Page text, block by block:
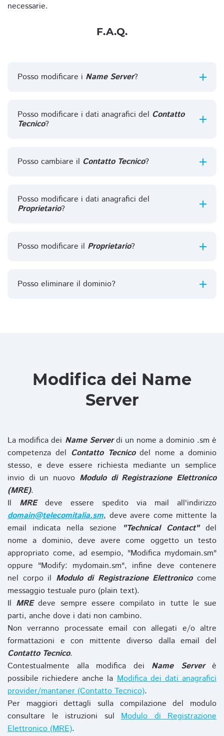
necessarie.
F.A.Q.
Posso modificare i Name Server?
Posso modificare i dati anagrafici del Contatto
Tecnico?
Posso cambiare il Contatto Tecnico?
Posso modificare i dati anagrafici del
Proprietario?
Posso modificare il Proprietario?
Posso eliminare il dominio?
Modifica dei Name
Server
La modifica dei Name Serverdi un nome a dominio .sm è
competenza del Contatto Tecnicodel nome a dominio
stesso, e deve essere richiesta mediante un semplice
invio di un nuovo Modulo di Registrazione Elettronico
(MRE).
Il MREdeve essere spedito via mail all'indirizzo
domain@telecomitalia.sm, deve avere come mittente la
email indicata nella sezione
"Technical Contact"del
nome a dominio, deve avere come oggetto un testo
appropriato come, ad esempio, "Modifica mydomain.sm"
oppure "Modify: mydomain.sm", infine deve contenere
nel corpo il Modulo di Registrazione Elettronicocome
messaggio testuale puro (plain text).
Il MREdeve sempre essere compilato in tutte le sue
parti, anche dove i dati non cambino.
Non verranno processate email con allegati e/o altre
formattazioni e con mittente diverso dalla email del
Contatto Tecnico.
Contestualmente alla modifica dei Name Serverè
possibile richiedere anche laModifica dei dati anagrafici
provider/mantaner (Contatto Tecnico).
Per maggiori dettagli sulla compilazione del modulo
consultare le istruzioni sul Modulo di Registrazione
Elettronico (MRE).